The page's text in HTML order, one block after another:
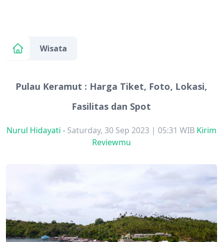
Wisata
Pulau Keramut : Harga Tiket, Foto, Lokasi,
Fasilitas dan Spot
Nurul Hidayati - Saturday, 30 Sep 2023 | 05:31 WIB Kirim
Reviewmu